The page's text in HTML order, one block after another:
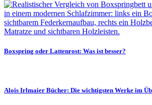
Boxspring oder Lattenrost: Was ist besser?
Alois Irlmaier Bücher: Die wichtigsten Werke im